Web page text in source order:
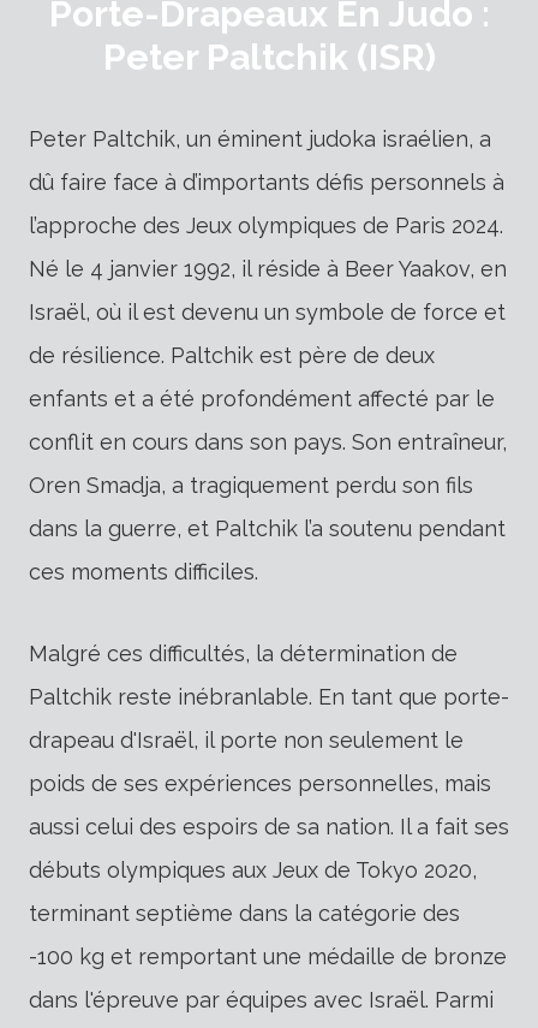
Porte-Drapeaux En Judo :
Peter Paltchik (ISR)
Peter Paltchik, un éminent judoka israélien, a
dû faire face à d’importants défis personnels à
l’approche des Jeux olympiques de Paris 2024.
Né le 4 janvier 1992, il réside à Beer Yaakov, en
Israël, où il est devenu un symbole de force et
de résilience. Paltchik est père de deux
enfants et a été profondément affecté par le
conflit en cours dans son pays. Son entraîneur,
Oren Smadja, a tragiquement perdu son fils
dans la guerre, et Paltchik l’a soutenu pendant
ces moments difficiles.
Malgré ces difficultés, la détermination de
Paltchik reste inébranlable. En tant que porte-
drapeau d'Israël, il porte non seulement le
poids de ses expériences personnelles, mais
aussi celui des espoirs de sa nation. Il a fait ses
débuts olympiques aux Jeux de Tokyo 2020,
terminant septième dans la catégorie des
-100 kg et remportant une médaille de bronze
dans l'épreuve par équipes avec Israël. Parmi